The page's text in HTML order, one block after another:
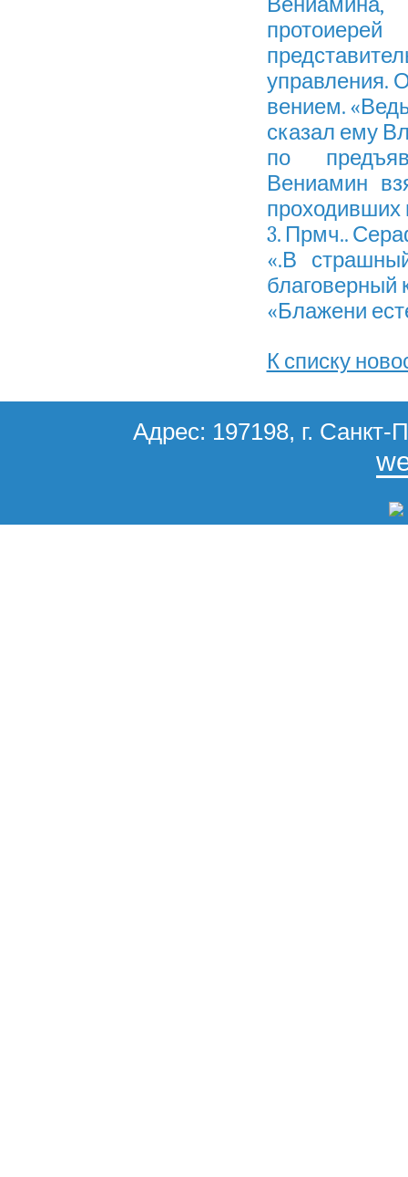
управления.
вением.
сказал ему
по
Вениамин
проходивших
3. Прмч..
«.В
благоверный
«Блажени
К списку
Адрес: 197198, г. Санкт-